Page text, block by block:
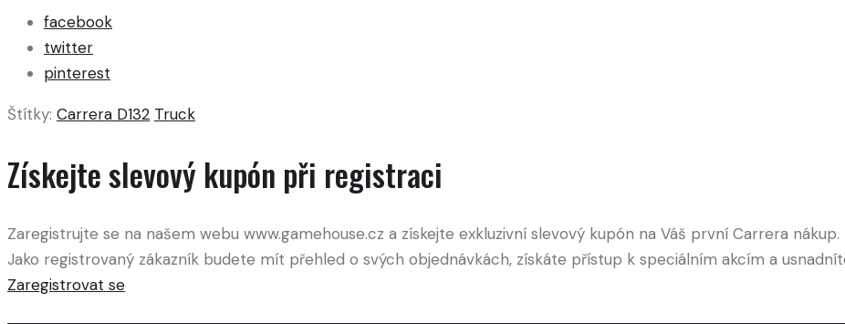
facebook
twitter
pinterest
Štítky: Carrera D132 Truck
Získejte slevový kupón při registraci
Zaregistrujte se na našem webu www.gamehouse.cz a získejte exkluzivní slevový kupón na Váš první Carrera
Jako registrovaný zákazník budete mít přehled o svých objednávkách, získáte přístup k speciálním akcím a
Zaregistrovat se